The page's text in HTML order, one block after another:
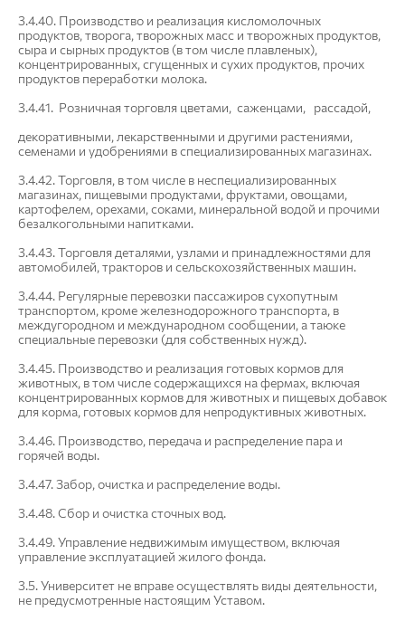
3.4.40. Производство и реализация кисломолочных
продуктов, творога, творожных масс и творожных продуктов,
сыра и сырных продуктов (в том числе плавленых),
концентрированных, сгущенных и сухих продуктов, прочих
продуктов переработки молока.
3.4.41. Розничная торговля цветами, саженцами, рассадой,
декоративными, лекарственными и другими растениями,
семенами и удобрениями в специализированных магазинах.
3.4.42. Торговля, в том числе в неспециализированных
магазинах, пищевыми продуктами, фруктами, овощами,
картофелем, орехами, соками, минеральной водой и прочими
безалкогольными напитками.
3.4.43. Торговля деталями, узлами и принадлежностями для
автомобилей, тракторов и сельскохозяйственных машин.
3.4.44. Регулярные перевозки пассажиров сухопутным
транспортом, кроме железнодорожного транспорта, в
междугородном и международном сообщении, а таюке
специальные перевозки (для собственных нужд).
3.4.45. Производство и реализация готовых кормов для
животных, в том числе содержащихся на фермах, включая
концентрированных кормов для животных и пищевых добавок
для корма, готовых кормов для непродуктивных животных.
3.4.46. Производство, передача и распределение пара и
горячей воды.
3.4.47. Забор, очистка и распределение воды.
3.4.48. Сбор и очистка сточных вод.
3.4.49. Управление недвижимым имуществом, включая
управление эксплуатацией жилого фонда.
3.5. Университет не вправе осуществлять виды деятельности,
не предусмотренные настоящим Уставом.